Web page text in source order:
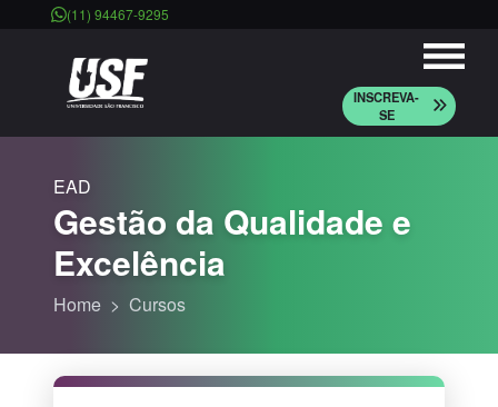
(11) 94467-9295
INSCREVA-
SE
EAD
Gestão da Qualidade e
Excelência
Home Cursos